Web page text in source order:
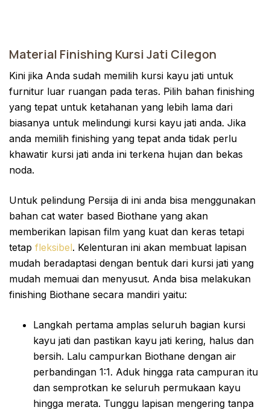
Material Finishing Kursi Jati Cilegon
Kini jika Anda sudah memilih kursi kayu jati untuk
furnitur luar ruangan pada teras. Pilih bahan finishing
yang tepat untuk ketahanan yang lebih lama dari
biasanya untuk melindungi kursi kayu jati anda. Jika
anda memilih finishing yang tepat anda tidak perlu
khawatir kursi jati anda ini terkena hujan dan bekas
noda.
Untuk pelindung Persija di ini anda bisa menggunakan
bahan cat water based Biothane yang akan
memberikan lapisan film yang kuat dan keras tetapi
tetap fleksibel. Kelenturan ini akan membuat lapisan
mudah beradaptasi dengan bentuk dari kursi jati yang
mudah memuai dan menyusut. Anda bisa melakukan
finishing Biothane secara mandiri yaitu:
Langkah pertama amplas seluruh bagian kursi
kayu jati dan pastikan kayu jati kering, halus dan
bersih. Lalu campurkan Biothane dengan air
perbandingan 1:1. Aduk hingga rata campuran itu
dan semprotkan ke seluruh permukaan kayu
hingga merata. Tunggu lapisan mengering tanpa